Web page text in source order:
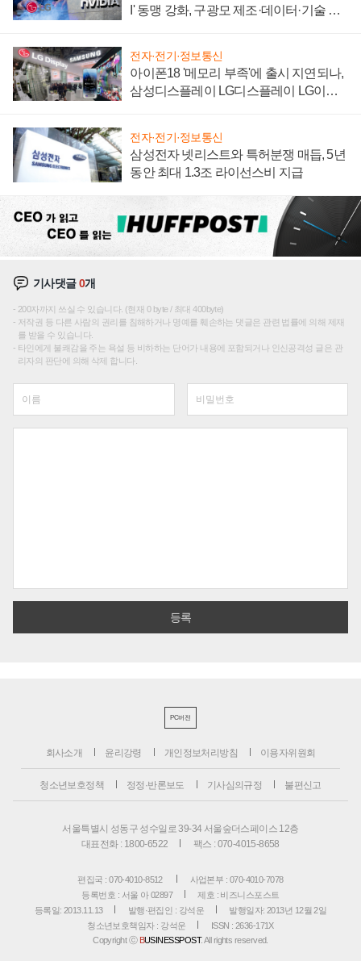
I' 동맹 강화, 구광모 제조·데이터·기술 결
전자·전기·정보통신
아이폰18 '메모리 부족'에 출시 지연되나,
삼성디스플레이 LG디스플레이 LG이노
전자·전기·정보통신
삼성전자 넷리스트와 특허분쟁 매듭, 5년
동안 최대 1.3조 라이선스비 지급
기사댓글0개
200자까지 쓰실 수 있습니다. (현재 0 byte / 최대 400byte)
저작권 등 다른 사람의 권리를 침해하거나 명예를 훼손하는 댓글은 관련 법률에 의해 제재
를 받을 수 있습니다.
타인에게 불쾌감을 주는 욕설 등 비하하는 단어가 내용에 포함되거나 인신공격성 글은 관
리자의 판단에 의해 삭제 합니다.
PC버전
회사소개 윤리강령 개인정보처리방침 이용자위원회
청소년보호정책 정정·반론보도 기사심의규정 불편신고
서울특별시 성동구 성수일로 39-34 서울숲더스페이스 12층
대표전화 : 1800-6522
팩스 : 070-4015-8658
편집국 : 070-4010-8512
사업본부 : 070-4010-7078
등록번호 : 서울 아 02897
제호 : 비즈니스포스트
등록일: 2013.11.13
발행·편집인 : 강석운
발행일자: 2013년 12월 2일
청소년보호책임자 : 강석운
ISSN : 2636-171X
Copyright ⓒ BUSINESSPOST. All rights reserved.